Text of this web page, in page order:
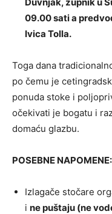
09.00 sati a
Ivica Tolla.
Toga dana
po čemu je
ponuda stoke i
očekivati je bogatu i
domaću glazbu.
POSEBNE NAPOMENE:
Izlagače stočare
i ne puštaju (ne